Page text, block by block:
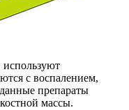
с воспалением,
препараты
массы.